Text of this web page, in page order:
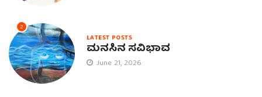
2
LATEST POSTS
ಮನಸಿನ ಸವಿಭಾವ
June 21, 2026